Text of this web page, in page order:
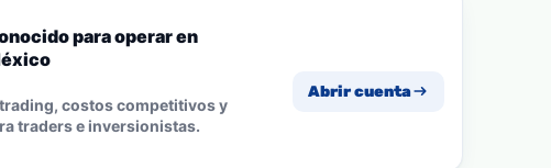
para operar en
costos competitivos y
traders e inversionistas.
Abrir cuenta